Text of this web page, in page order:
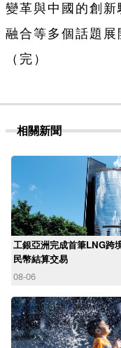
變革與中國的創新
融合等多個話題展
（完）
相關新聞
工銀亞洲完成首筆LNG跨
民幣結算交易
08-06